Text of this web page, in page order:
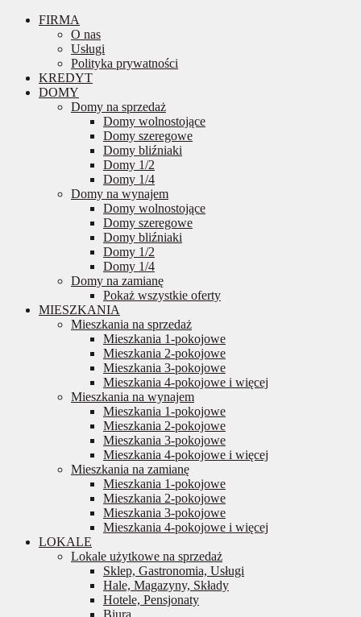
FIRMA
O nas
Usługi
Polityka prywatności
KREDYT
DOMY
Domy na sprzedaż
Domy wolnostojące
Domy szeregowe
Domy bliźniaki
Domy 1/2
Domy 1/4
Domy na wynajem
Domy wolnostojące
Domy szeregowe
Domy bliźniaki
Domy 1/2
Domy 1/4
Domy na zamianę
Pokaż wszystkie oferty
MIESZKANIA
Mieszkania na sprzedaż
Mieszkania 1-pokojowe
Mieszkania 2-pokojowe
Mieszkania 3-pokojowe
Mieszkania 4-pokojowe i więcej
Mieszkania na wynajem
Mieszkania 1-pokojowe
Mieszkania 2-pokojowe
Mieszkania 3-pokojowe
Mieszkania 4-pokojowe i więcej
Mieszkania na zamianę
Mieszkania 1-pokojowe
Mieszkania 2-pokojowe
Mieszkania 3-pokojowe
Mieszkania 4-pokojowe i więcej
LOKALE
Lokale użytkowe na sprzedaż
Sklep, Gastronomia, Usługi
Hale, Magazyny, Składy
Hotele, Pensjonaty
Biura